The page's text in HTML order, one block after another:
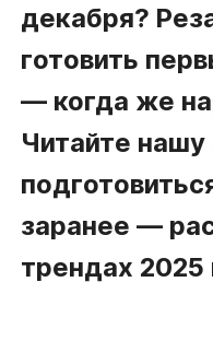
декабря?
готовить
— когда же
Читайте
заранее —
трендах 2025